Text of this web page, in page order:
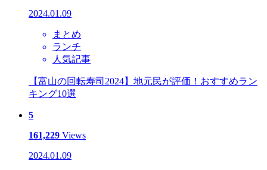
2024.01.09
まとめ
ランチ
人気記事
【富山の回転寿司2024】地元民が評価！おすすめラン
キング10選
5
161,229 Views
2024.01.09